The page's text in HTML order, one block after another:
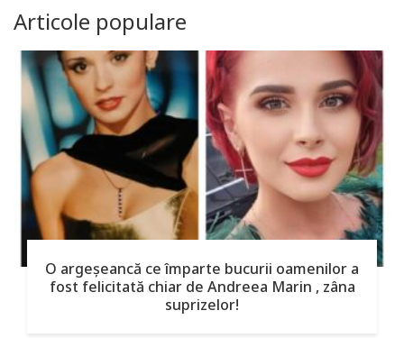
Articole populare
O argeşeancă ce împarte bucurii oamenilor a
fost felicitată chiar de Andreea Marin , zâna
suprizelor!